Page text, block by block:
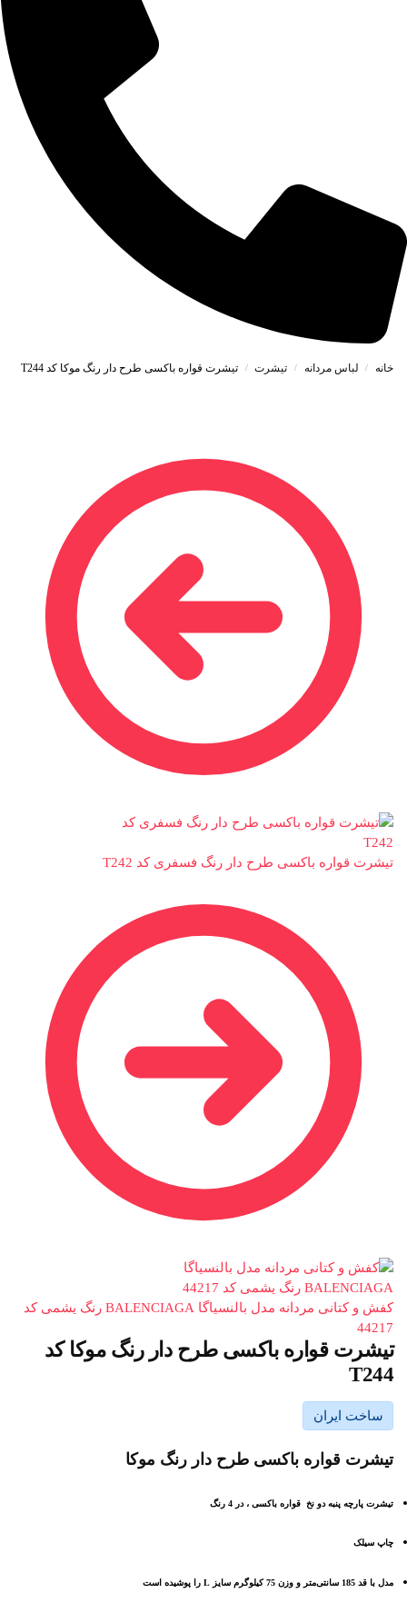
خانه / لباس مردانه / تیشرت / تیشرت قواره باکسی طرح دار رنگ موکا کد T244
تیشرت قواره باکسی طرح دار رنگ فسفری کد T242
کفش و کتانی مردانه مدل بالنسیاگا BALENCIAGA رنگ یشمی کد
44217
تیشرت قواره باکسی طرح دار رنگ موکا کد
T244
ساخت ایران
تیشرت قواره باکسی طرح دار رنگ موکا
تیشرت پارچه پنبه دو نخ قواره باکسی ، در 4 رنگ
چاپ سیلک
مدل با قد 185 سانتی‌متر و وزن 75 کیلوگرم سایز L را پوشیده است